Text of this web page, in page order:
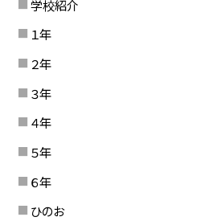
学校紹介
１年
２年
３年
４年
５年
６年
ひのお